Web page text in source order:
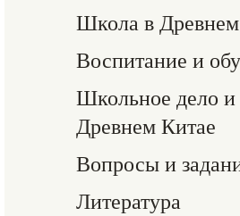
Школа в
Воспитание и
Школьное дело и
Древнем Китае
Вопросы и
Литература